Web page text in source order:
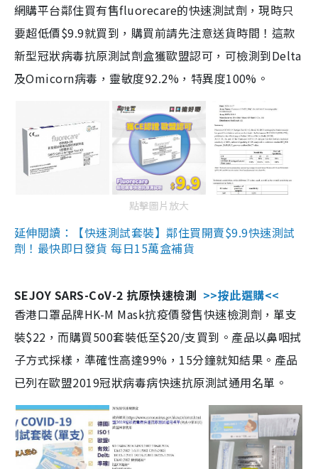
網購平台鄰住買有售fluorecare的快速測試劑，現時只
要超低價$9.9就買到，購買前請先注意送貨時間！這款
新型冠狀病毒抗原測試劑盒獲歐盟認可，可檢測到Delta
及Omicorn病毒，靈敏度92.2%，特異度100%。
點擊圖片放大
延伸閱讀：【快速測試套裝】鄰住買開賣$9.9快速測試
劑！最快即日發貨 每日15萬盒補貨
SEJOY SARS-CoV-2 抗原快速檢測 >>按此選購<<
香港口罩品牌HK-M Mask抗疫價發售快速檢測劑，單支
裝$22，而購買500套裝低至$20/支買到。產品以鼻咽拭
子方式採樣，準確性高達99%，15分鐘就知結果。產品
已列在歐盟2019冠狀病毒病快速抗原測試通用名單。